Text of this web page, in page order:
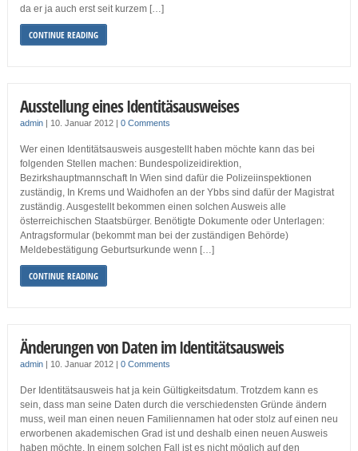
da er ja auch erst seit kurzem […]
CONTINUE READING
Ausstellung eines Identitäsausweises
admin| 10. Januar 2012 | 0 Comments
Wer einen Identitätsausweis ausgestellt haben möchte kann das bei
folgenden Stellen machen: Bundespolizeidirektion,
Bezirkshauptmannschaft In Wien sind dafür die Polizeiinspektionen
zuständig, In Krems und Waidhofen an der Ybbs sind dafür der Magistrat
zuständig. Ausgestellt bekommen einen solchen Ausweis alle
österreichischen Staatsbürger. Benötigte Dokumente oder Unterlagen:
Antragsformular (bekommt man bei der zuständigen Behörde)
Meldebestätigung Geburtsurkunde wenn […]
CONTINUE READING
Änderungen von Daten im Identitätsausweis
admin| 10. Januar 2012 | 0 Comments
Der Identitätsausweis hat ja kein Gültigkeitsdatum. Trotzdem kann es
sein, dass man seine Daten durch die verschiedensten Gründe ändern
muss, weil man einen neuen Familiennamen hat oder stolz auf einen neu
erworbenen akademischen Grad ist und deshalb einen neuen Ausweis
haben möchte. In einem solchen Fall ist es nicht möglich auf den